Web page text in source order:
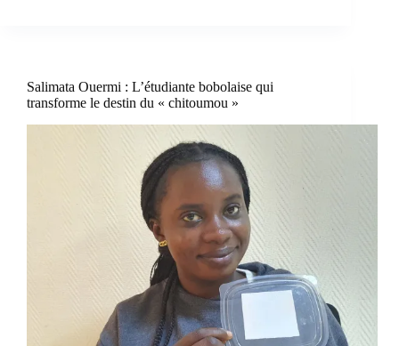
Salimata Ouermi : L’étudiante bobolaise qui
transforme le destin du « chitoumou »